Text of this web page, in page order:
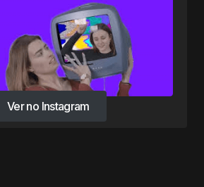
Ver no Instagram
Ver no Instagram